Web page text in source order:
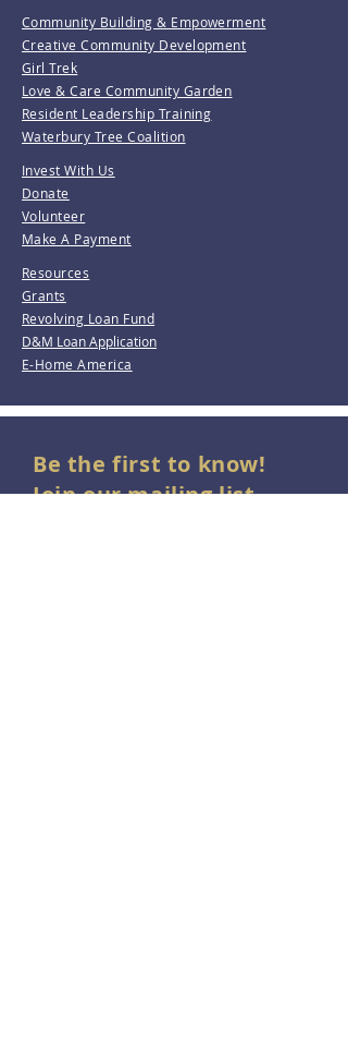
Community Building & Empowerment
Creative Community Development
Girl Trek
Love & Care Community Garden
Resident Leadership Training
Waterbury Tree Coalition
Invest With Us
Donate
Volunteer
Make A Payment
Resources
Grants
Revolving Loan Fund
D&M Loan Application
E-Home America
Be the first to know!
Join our mailing list.